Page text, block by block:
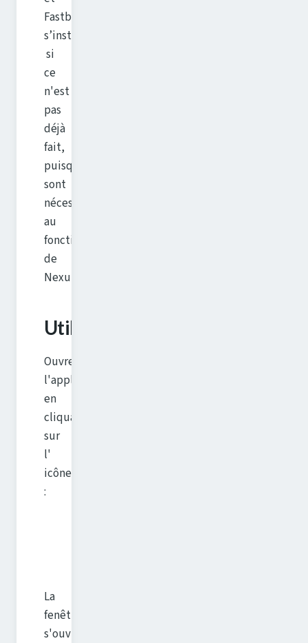
Fastboot
s’installeront
si
ce
n'est
pas
déjà
fait,
puisqu'ils
sont
nécessaires
au
fonctionnement
de
Nexulockr.
Utilisation
Ouvrez
l'application
en
cliquant
sur
l'
icône
:
La
fenêtre
s'ouvre